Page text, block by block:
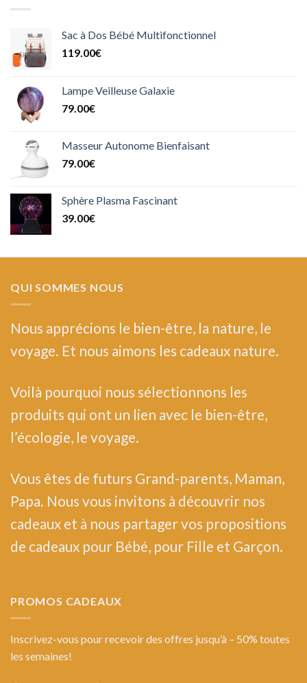
Sac à Dos Bébé Multifonctionnel
119.00€
Lampe Veilleuse Galaxie
79.00€
Masseur Autonome Bienfaisant
79.00€
Sphère Plasma Fascinant
39.00€
QUI SOMMES NOUS
Nous apprécions le bien-être, la nature, le
voyage. Et nous aimons les cadeaux nature.
Voilà pourquoi nous sélectionnons les
produits qui ont un lien avec le bien-être,
l’écologie, le voyage.
Vous êtes de futurs Grand-parents, Maman,
Papa. Nous vous invitons à découvrir nos
cadeaux et à nous partager vos propositions
de cadeaux pour Bébé, pour Fille et Garçon.
PROMOS CADEAUX
Inscrivez-vous pour recevoir des offres jusqu’à – 50% toutes
les semaines!